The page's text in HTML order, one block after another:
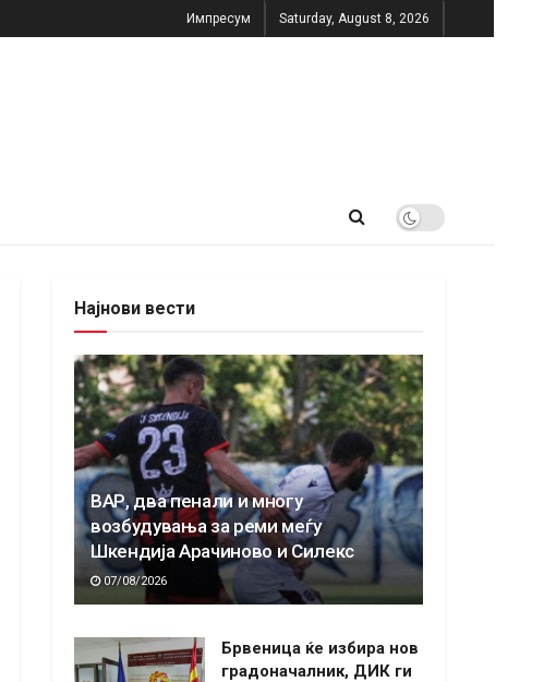
Импресум Saturday, August 8, 2026
Најнови вести
ВАР, два пенали и многу
возбудувања за реми меѓу
Шкендија Арачиново и Силекс
07/08/2026
Брвеница ќе избира нов
градоначалник, ДИК ги